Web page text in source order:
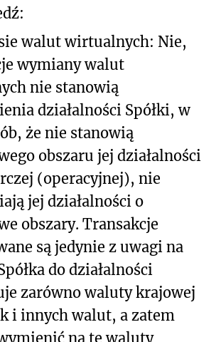
walut wirtualnych: Nie,
wymiany walut
nie stanowią
działalności Spółki, w
że nie stanowią
obszaru jej działalności
(operacyjnej), nie
jej działalności o
obszary. Transakcje
są jedynie z uwagi na
do działalności
zarówno waluty krajowej
i innych walut, a zatem
na te waluty